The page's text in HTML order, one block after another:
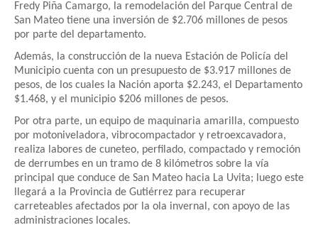
Fredy Piña Camargo, la remodelación del Parque Central de
San Mateo tiene una inversión de $2.706 millones de pesos
por parte del departamento.
Además, la construcción de la nueva Estación de Policía del
Municipio cuenta con un presupuesto de $3.917 millones de
pesos, de los cuales la Nación aporta $2.243, el Departamento
$1.468, y el municipio $206 millones de pesos.
Por otra parte, un equipo de maquinaria amarilla, compuesto
por motoniveladora, vibrocompactador y retroexcavadora,
realiza labores de cuneteo, perfilado, compactado y remoción
de derrumbes en un tramo de 8 kilómetros sobre la vía
principal que conduce de San Mateo hacia La Uvita; luego este
llegará a la Provincia de Gutiérrez para recuperar
carreteables afectados por la ola invernal, con apoyo de las
administraciones locales.